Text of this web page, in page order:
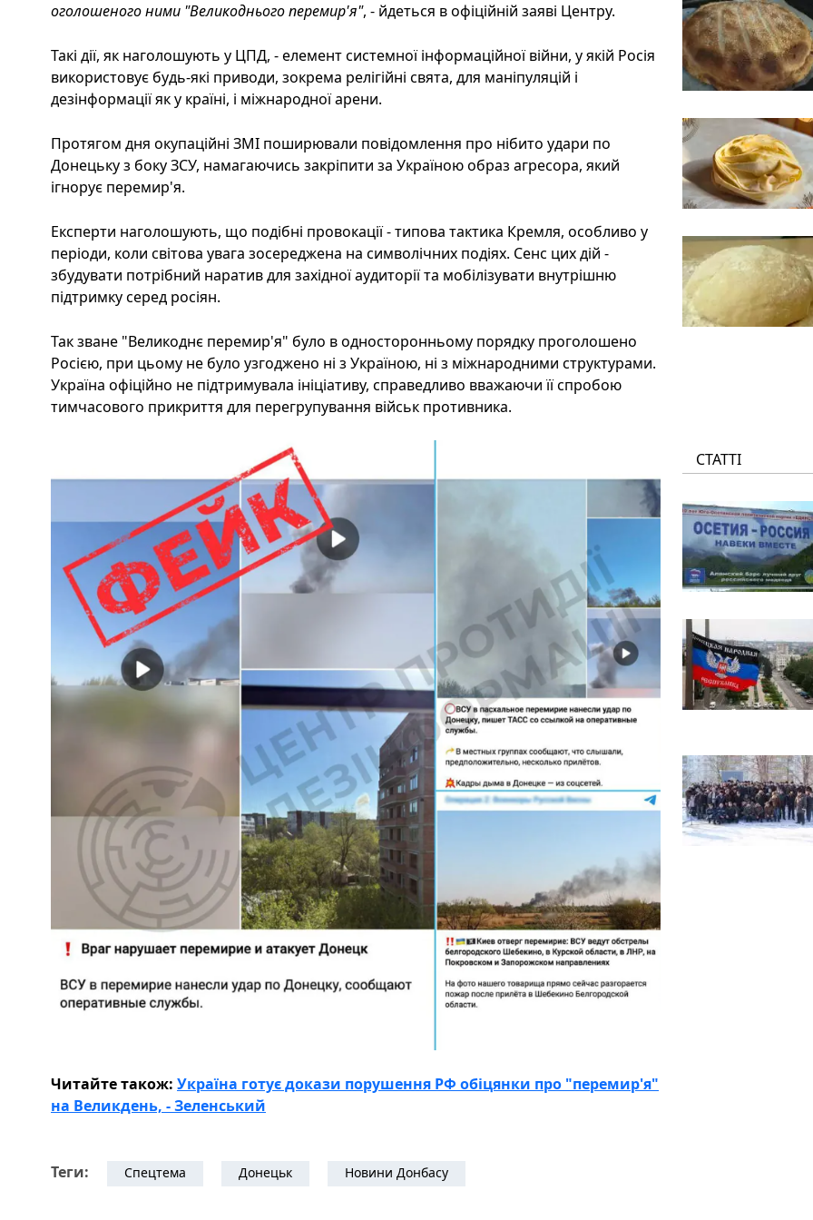
оголошеного ними "Великоднього перемир'я", - йдеться в офіційній заяві Центру.
Такі дії, як наголошують у ЦПД, - елемент системної інформаційної війни, у якій Росія
використовує будь-які приводи, зокрема релігійні свята, для маніпуляцій і
дезінформації як у країні, і міжнародної арени.
Протягом дня окупаційні ЗМІ поширювали повідомлення про нібито удари по
Донецьку з боку ЗСУ, намагаючись закріпити за Україною образ агресора, який
ігнорує перемир'я.
Експерти наголошують, що подібні провокації - типова тактика Кремля, особливо у
періоди, коли світова увага зосереджена на символічних подіях. Сенс цих дій -
збудувати потрібний наратив для західної аудиторії та мобілізувати внутрішню
підтримку серед росіян.
Так зване "Великоднє перемир'я" було в односторонньому порядку проголошено
Росією, при цьому не було узгоджено ні з Україною, ні з міжнародними структурами.
Україна офіційно не підтримувала ініціативу, справедливо вважаючи її спробою
тимчасового прикриття для перегрупування військ противника.
Читайте також: Україна готує докази порушення РФ обіцянки про "перемир'я"
на Великдень, - Зеленський
Теги: Спецтема Донецьк Новини Донбасу
СТАТТІ